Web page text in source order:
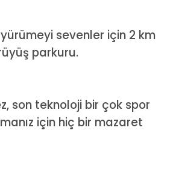
sevenler için 2 km
parkuru.
son teknoloji bir çok spor
için hiç bir mazaret